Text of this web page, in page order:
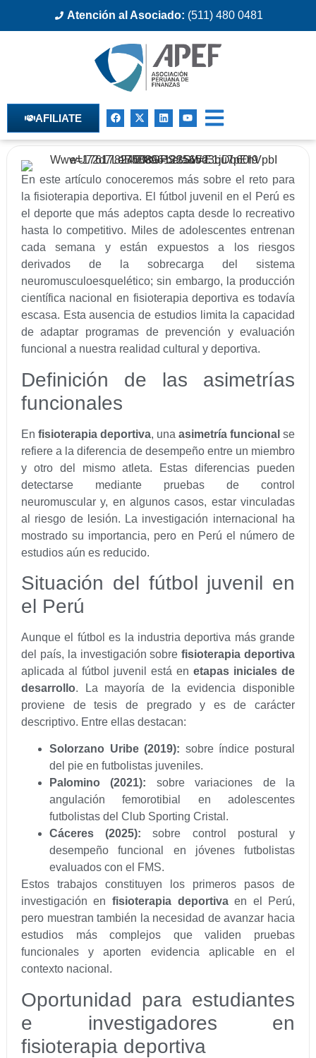
Atención al Asociado: (511) 480 0481
AFILIATE
En este artículo conoceremos más sobre el reto para
la fisioterapia deportiva. El fútbol juvenil en el Perú es
el deporte que más adeptos capta desde lo recreativo
hasta lo competitivo. Miles de adolescentes entrenan
cada semana y están expuestos a los riesgos
derivados de la sobrecarga del sistema
neuromusculoesquelético; sin embargo, la producción
científica nacional en fisioterapia deportiva es todavía
escasa. Esta ausencia de estudios limita la capacidad
de adaptar programas de prevención y evaluación
funcional a nuestra realidad cultural y deportiva.
Definición de las asimetrías
funcionales
En fisioterapia deportiva, unaasimetría funcional se
refiere a la diferencia de desempeño entre un miembro
y otro del mismo atleta. Estas diferencias pueden
detectarse mediante pruebas de control
neuromuscular y, en algunos casos, estar vinculadas
al riesgo de lesión. La investigación internacional ha
mostrado su importancia, pero en Perú el número de
estudios aún es reducido.
Situación del fútbol juvenil en
el Perú
Aunque el fútbol es la industria deportiva más grande
del país, la investigación sobrefisioterapia deportiva
aplicada al fútbol juvenil está enetapas iniciales de
desarrollo. La mayoría de la evidencia disponible
proviene de tesis de pregrado y es de carácter
descriptivo. Entre ellas destacan:
Solorzano Uribe (2019): sobre índice postural
del pie en futbolistas juveniles.
Palomino (2021): sobre variaciones de la
angulación femorotibial en adolescentes
futbolistas del Club Sporting Cristal.
Cáceres (2025): sobre control postural y
desempeño funcional en jóvenes futbolistas
evaluados con el FMS.
Estos trabajos constituyen los primeros pasos de
investigación en fisioterapia deportivaen el Perú,
pero muestran también la necesidad de avanzar hacia
estudios más complejos que validen pruebas
funcionales y aporten evidencia aplicable en el
contexto nacional.
Oportunidad para estudiantes
e investigadores en
fisioterapia deportiva